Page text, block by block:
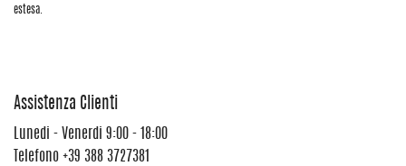
estesa.
Assistenza Clienti
Lunedi - Venerdi 9:00 - 18:00
Telefono +39 388 3727381